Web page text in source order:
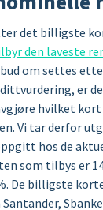
det billigste
den laveste
om settes
er
hvilket kort
Vi tar derfor
hos de
som tilbys er
De billigste